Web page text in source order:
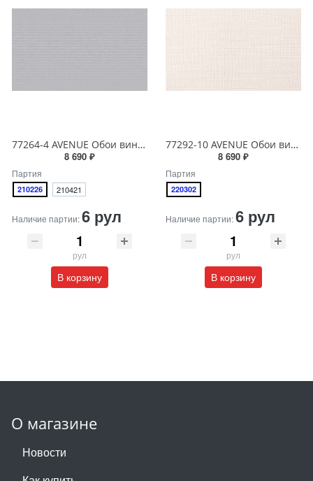
77264-4 AVENUE Обои виниловые на бумажной основе 1.06*15.5
8 690 ₽
Партия
210226 210421
Наличие партии:6 рул
рул
В корзину
77292-10 AVENUE Обои виниловые на бумажной основе 1.06*15.5
8 690 ₽
Партия
220302
Наличие партии:6 рул
рул
В корзину
О магазине
Новости